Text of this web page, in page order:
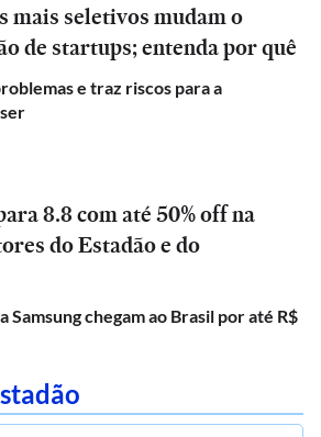
mais seletivos mudam o
de startups; entenda por quê
e traz riscos para a
8.8 com até 50% off na
do Estadão e do
Samsung chegam ao Brasil por até R$